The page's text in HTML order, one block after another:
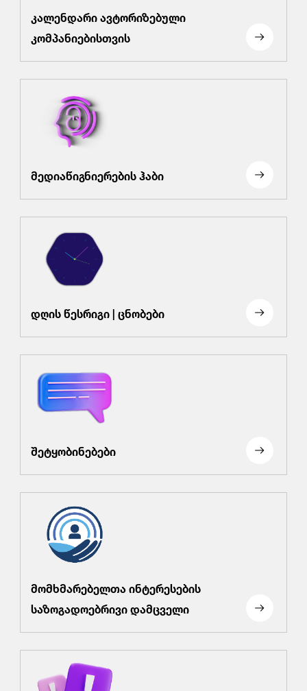
კალენდარი ავტორიზებული
კომპანიებისთვის
მედიაწიგნიერების ჰაბი
დღის წესრიგი | ცნობები
შეტყობინებები
მომხმარებელთა ინტერესების
საზოგადოებრივი დამცველი